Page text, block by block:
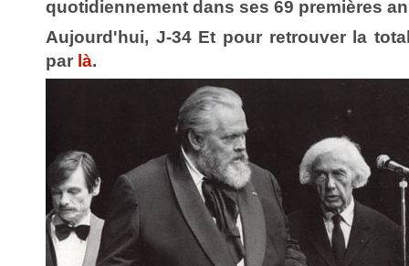
quotidiennement dans ses 69 premières
Aujourd'hui, J-34 Et pour retrouver la
par là.